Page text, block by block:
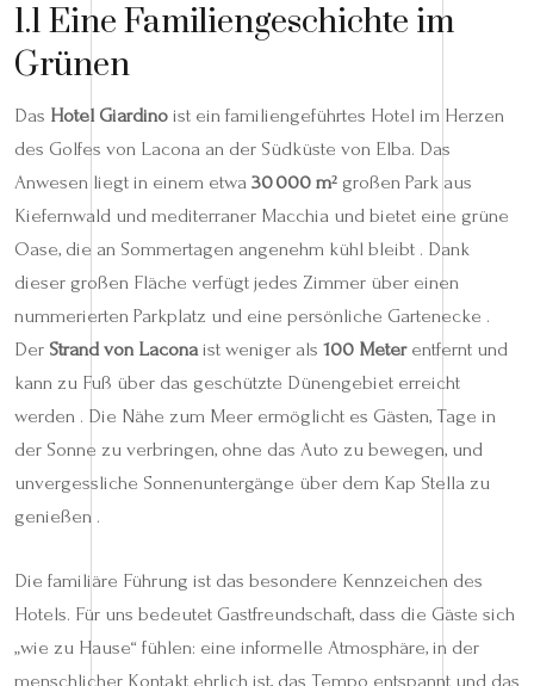
1.1 Eine Familiengeschichte im
Grünen
Das Hotel Giardino ist ein familiengeführtes Hotel im Herzen
des Golfes von Lacona an der Südküste von Elba. Das
Anwesen liegt in einem etwa 30 000 m² großen Park aus
Kiefernwald und mediterraner Macchia und bietet eine grüne
Oase, die an Sommertagen angenehm kühl bleibt . Dank
dieser großen Fläche verfügt jedes Zimmer über einen
nummerierten Parkplatz und eine persönliche Gartenecke .
Der Strand von Laconaist weniger als 100 Meterentfernt und
kann zu Fuß über das geschützte Dünengebiet erreicht
werden . Die Nähe zum Meer ermöglicht es Gästen, Tage in
der Sonne zu verbringen, ohne das Auto zu bewegen, und
unvergessliche Sonnenuntergänge über dem Kap Stella zu
genießen .
Die familiäre Führung ist das besondere Kennzeichen des
Hotels. Für uns bedeutet Gastfreundschaft, dass die Gäste sich
„wie zu Hause“ fühlen: eine informelle Atmosphäre, in der
menschlicher Kontakt ehrlich ist, das Tempo entspannt und das